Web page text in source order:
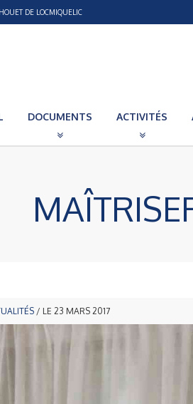
DE LOCMIQUELIC
DOCUMENTS ACTIVITÉS
/ LE 23 MARS 2017